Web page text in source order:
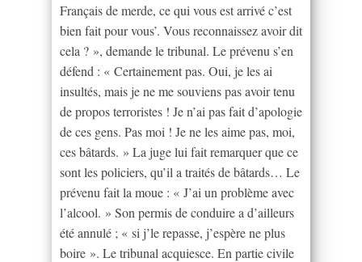
Français de merde, ce qui vous est arrivé c’est
bien fait pour vous’. Vous reconnaissez avoir dit
cela ? », demande le tribunal. Le prévenu s’en
défend : « Certainement pas. Oui, je les ai
insultés, mais je ne me souviens pas avoir tenu
de propos terroristes ! Je n’ai pas fait d’apologie
de ces gens. Pas moi ! Je ne les aime pas, moi,
ces bâtards. » La juge lui fait remarquer que ce
sont les policiers, qu’il a traités de bâtards… Le
prévenu fait la moue : « J’ai un problème avec
l’alcool. » Son permis de conduire a d’ailleurs
été annulé ; « si j’le repasse, j’espère ne plus
boire ». Le tribunal acquiesce. En partie civile